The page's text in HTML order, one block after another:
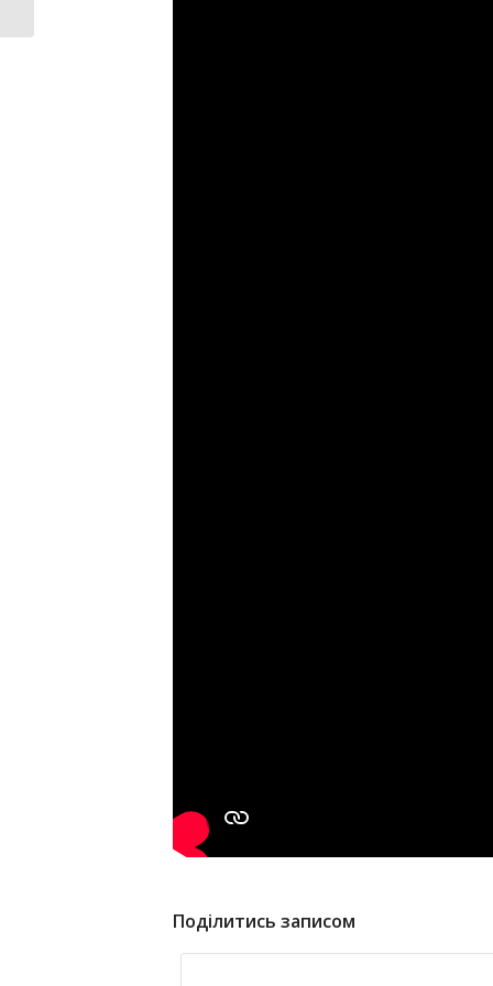
Поділитись записом